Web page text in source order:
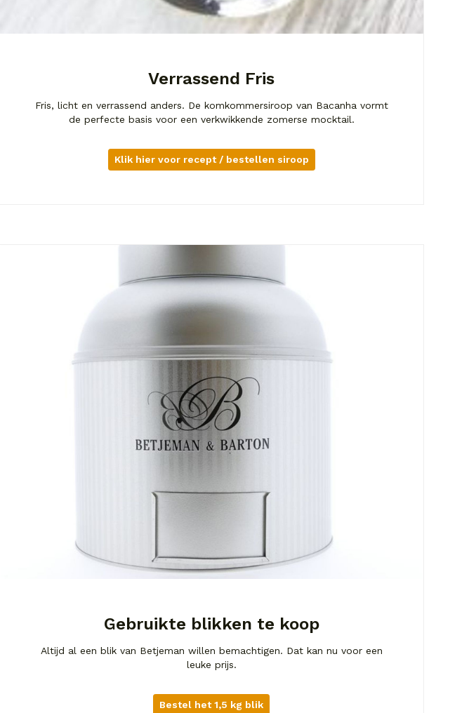
Verrassend Fris
Fris, licht en verrassend anders. De komkommersiroop van Bacanha vormt
de perfecte basis voor een verkwikkende zomerse mocktail.
Klik hier voor recept / bestellen siroop
Gebruikte blikken te koop
Altijd al een blik van Betjeman willen bemachtigen. Dat kan nu voor een
leuke prijs.
Bestel het 1,5 kg blik